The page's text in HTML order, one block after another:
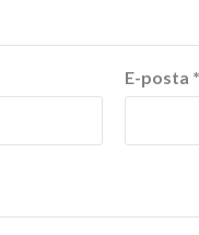
E-posta *